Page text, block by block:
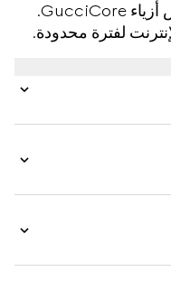
مستوحى من المدينة، احتفالاً بعرض أزياء GucciCore.
لفترة محدودة.